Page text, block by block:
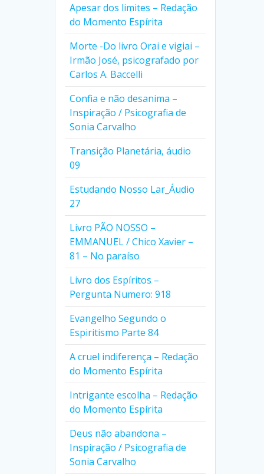
Apesar dos limites – Redação
do Momento Espírita
Morte -Do livro Orai e vigiai –
Irmão José, psicografado por
Carlos A. Baccelli
Confia e não desanima –
Inspiração / Psicografia de
Sonia Carvalho
Transição Planetária, áudio
09
Estudando Nosso Lar_Áudio
27
Livro PÃO NOSSO –
EMMANUEL / Chico Xavier –
81 – No paraíso
Livro dos Espíritos –
Pergunta Numero: 918
Evangelho Segundo o
Espiritismo Parte 84
A cruel indiferença – Redação
do Momento Espírita
Intrigante escolha – Redação
do Momento Espírita
Deus não abandona –
Inspiração / Psicografia de
Sonia Carvalho